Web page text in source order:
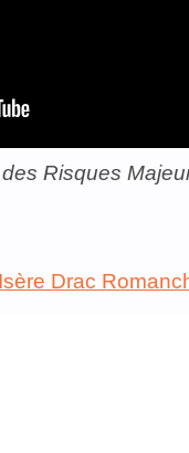
Risques
Drac